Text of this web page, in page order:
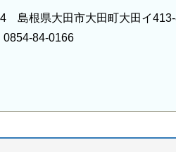
島根県大田市大田町大田イ
0854-84-0166